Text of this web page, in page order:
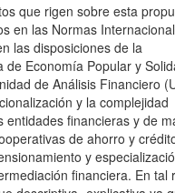
que rigen sobre esta
en las Normas
las disposiciones de la
de Economía Popular y
de Análisis Financiero
y la complejidad
entidades financieras y de
de ahorro y
y
financiera. En tal